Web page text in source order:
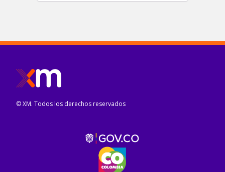
© XM. Todos los derechos reservados